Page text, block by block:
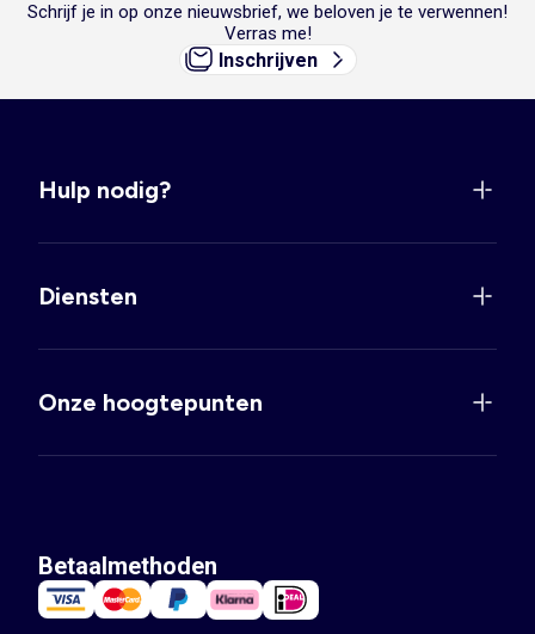
Schrijf je in op onze nieuwsbrief, we beloven je te verwennen!
Verras me!
Inschrijven
Hulp nodig?
Diensten
Onze hoogtepunten
Betaalmethoden